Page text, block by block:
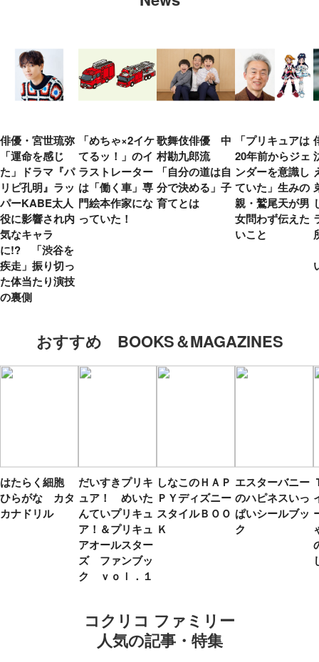
俳優・宮世琉弥
「運命を感じ
た」ドラマ『パ
リピ孔明』ラッ
パーKABE太人
役に影響され内
気なキャラ
に!? 「渋谷を
疾走」振り切っ
た体当たり演技
の裏側
「めちゃ×2イケ
てるッ！」のイ
ラストレーター
は「働く車」専
門絵本作家にな
っていた！
歌舞伎俳優 中
村勘九郎流
「自分の道は自
分で決める」子
育てとは
「プリキュアは
20年前からジェ
ンダーを意識し
ていた」生みの
親・鷲尾天が男
女問わず伝えた
いこと
おすすめ BOOKS＆MAGAZINES
はたらく細胞
ひらがな カタ
カナドリル
だいすきプリキ
ュア！ めいた
んていプリキュ
ア！＆プリキュ
アオールスター
ズ ファンブッ
ク ｖｏｌ．１
しなこのＨＡＰ
ＰＹディズニー
スタイルＢＯＯ
Ｋ
エスターバニー
のハピネスいっ
ぱいシールブッ
ク
コクリコ ファミリー
人気の記事・特集